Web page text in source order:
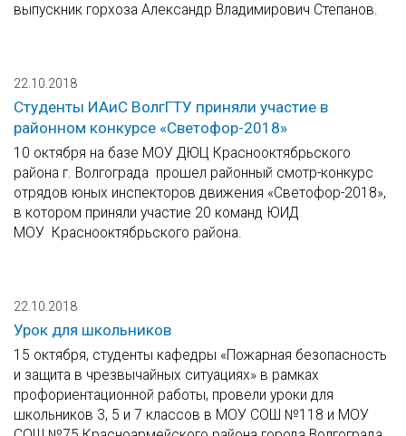
выпускник горхоза Александр Владимирович Степанов.
22.10.2018
Студенты ИАиС ВолгГТУ приняли участие в
районном конкурсе «Светофор-2018»
10 октября на базе МОУ ДЮЦ Краснооктябрьского
района г. Волгограда прошел районный смотр-конкурс
отрядов юных инспекторов движения «Светофор-2018»,
в котором приняли участие 20 команд ЮИД
МОУ Краснооктябрьского района.
22.10.2018
Урок для школьников
15 октября, студенты кафедры «Пожарная безопасность
и защита в чрезвычайных ситуациях» в рамках
профориентационной работы, провели уроки для
школьников 3, 5 и 7 классов в МОУ СОШ №118 и МОУ